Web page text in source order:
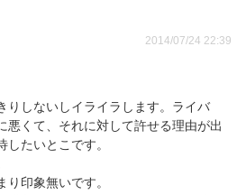
2014/07/24 22:39
りしないしイライラします。ライバ
悪くて、それに対して許せる理由が出
たいとこです。
印象無いです。